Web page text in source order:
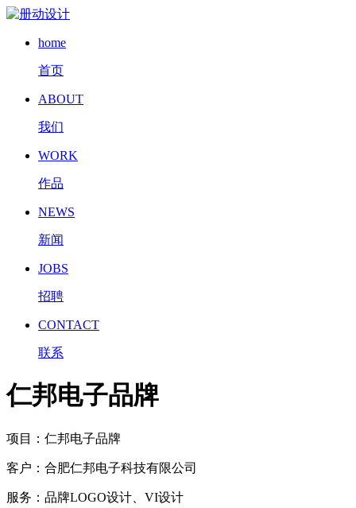
home
首页
ABOUT
我们
WORK
作品
NEWS
新闻
JOBS
招聘
CONTACT
联系
仁邦电子品牌
项目： 仁邦电子品牌
客户： 合肥仁邦电子科技有限公司
服务： 品牌LOGO设计、VI设计